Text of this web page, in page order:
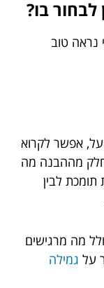
בו?
נראה טוב
אפשר לקרוא
מההבנה מה
לבין
מה מרגישים
על גמילה